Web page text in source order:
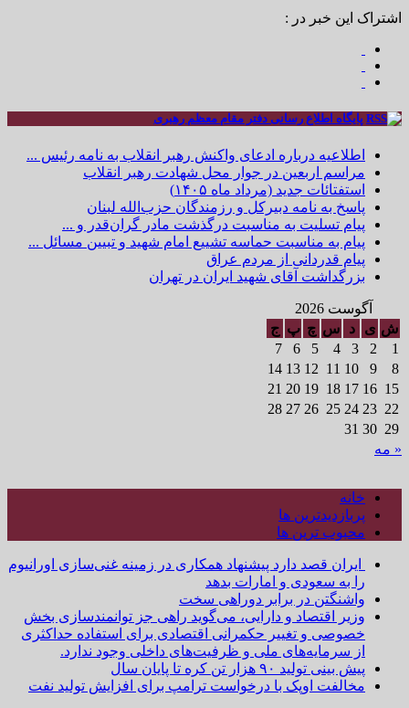
اشتراک این خبر در :
پایگاه اطلاع رسانی دفتر مقام معظم رهبری
اطلاعیه درباره ادعای واکنش رهبر انقلاب به نامه رئیس ...
مراسم اربعین در جوار محل شهادت رهبر انقلاب
استفتائات جدید (مرداد ماه ۱۴۰۵)
پاسخ به نامه دبیرکل و رزمندگان حزب‌الله لبنان
پیام تسلیت به مناسبت درگذشت مادر گران‌قدر و ...
پیام به مناسبت حماسه تشییع امام شهید و تبیین مسائل ...
پیام قدردانی از مردم عراق
بزرگداشت آقای شهید ایران در تهران
آگوست 2026
ش ی د س چ پ ج
1
2
3
4
5
6
7
8
9
10
11
12
13
14
15
16
17
18
19
20
21
22
23
24
25
26
27
28
29
30
31
« مه
خانه
پربازدیدترین ها
محبوب ترین ها
ایران قصد دارد پیشنهاد همکاری در زمینه غنی‌سازی اورانیوم
را به سعودی و امارات بدهد
واشنگتن در برابر دوراهی سخت
وزیر اقتصاد و دارایی، می‌گوید راهی جز توانمندسازی بخش
خصوصی و تغییر حکمرانی اقتصادی برای استفاده حداکثری
از سرمایه‌های ملی و ظرفیت‌های داخلی وجود ندارد.
پیش بینی تولید ۹۰ هزار تن کره تا پایان سال
مخالفت اوپک با درخواست ترامپ برای افزایش تولید نفت